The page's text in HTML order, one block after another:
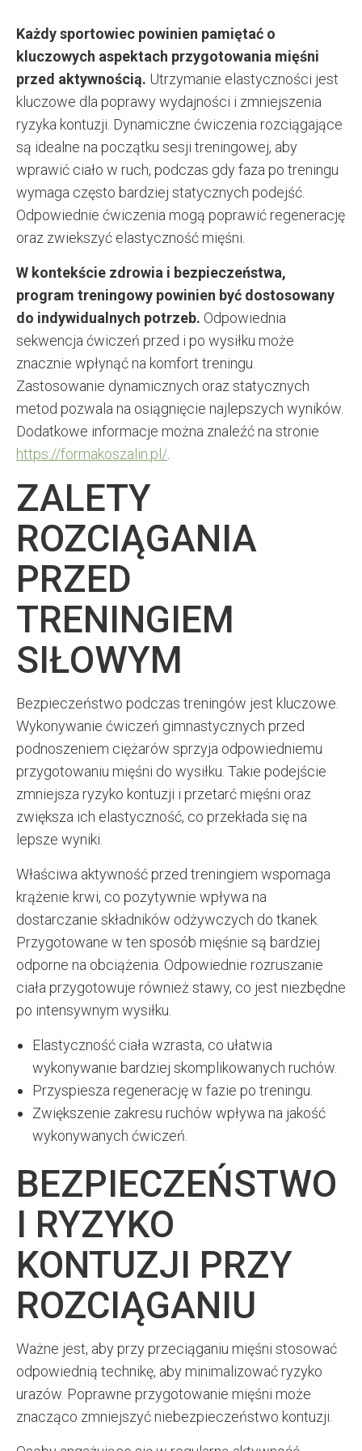
Każdy sportowiec powinien pamiętać o
kluczowych aspektach przygotowania mięśni
przed aktywnością. Utrzymanie elastyczności jest
kluczowe dla poprawy wydajności i zmniejszenia
ryzyka kontuzji. Dynamiczne ćwiczenia rozciągające
są idealne na początku sesji treningowej, aby
wprawić ciało w ruch, podczas gdy faza po treningu
wymaga często bardziej statycznych podejść.
Odpowiednie ćwiczenia mogą poprawić regenerację
oraz zwiekszyć elastyczność mięśni.
W kontekście zdrowia i bezpieczeństwa,
program treningowy powinien być dostosowany
do indywidualnych potrzeb. Odpowiednia
sekwencja ćwiczeń przed i po wysiłku może
znacznie wpłynąć na komfort treningu.
Zastosowanie dynamicznych oraz statycznych
metod pozwala na osiągnięcie najlepszych wyników.
Dodatkowe informacje można znaleźć na stronie
https://formakoszalin.pl/
ZALETY
ROZCIĄGANIA
PRZED
TRENINGIEM
SIŁOWYM
Bezpieczeństwo podczas treningów jest kluczowe.
Wykonywanie ćwiczeń gimnastycznych przed
podnoszeniem ciężarów sprzyja odpowiedniemu
przygotowaniu mięśni do wysiłku. Takie podejście
zmniejsza ryzyko kontuzji i przetarć mięśni oraz
zwiększa ich elastyczność, co przekłada się na
lepsze wyniki.
Właściwa aktywność przed treningiem wspomaga
krążenie krwi, co pozytywnie wpływa na
dostarczanie składników odżywczych do tkanek.
Przygotowane w ten sposób mięśnie są bardziej
odporne na obciążenia. Odpowiednie rozruszanie
ciała przygotowuje również stawy, co jest niezbędne
po intensywnym wysiłku.
Elastyczność ciała wzrasta, co ułatwia
wykonywanie bardziej skomplikowanych ruchów.
Przyspiesza regenerację w fazie po treningu.
Zwiększenie zakresu ruchów wpływa na jakość
wykonywanych ćwiczeń.
BEZPIECZEŃSTWO
I RYZYKO
KONTUZJI PRZY
ROZCIĄGANIU
Ważne jest, aby przy przeciąganiu mięśni stosować
odpowiednią technikę, aby minimalizować ryzyko
urazów. Poprawne przygotowanie mięśni może
znacząco zmniejszyć niebezpieczeństwo kontuzji.